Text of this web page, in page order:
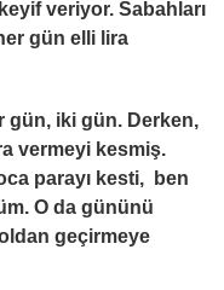
veriyor. Sabahları
gün elli lira
iki gün. Derken,
vermeyi kesmiş.
parayı kesti, ben
O da gününü
geçirmeye